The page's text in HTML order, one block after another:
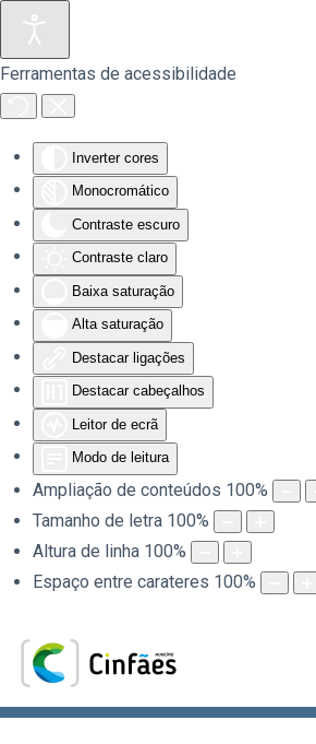
Ferramentas de acessibilidade
Inverter cores
Monocromático
Contraste escuro
Contraste claro
Baixa saturação
Alta saturação
Destacar ligações
Destacar cabeçalhos
Leitor de ecrã
Modo de leitura
Ampliação de conteúdos 100%
Tamanho de letra 100%
Altura de linha 100%
Espaço entre carateres 100%
Saltar para o conteúdo principal
.